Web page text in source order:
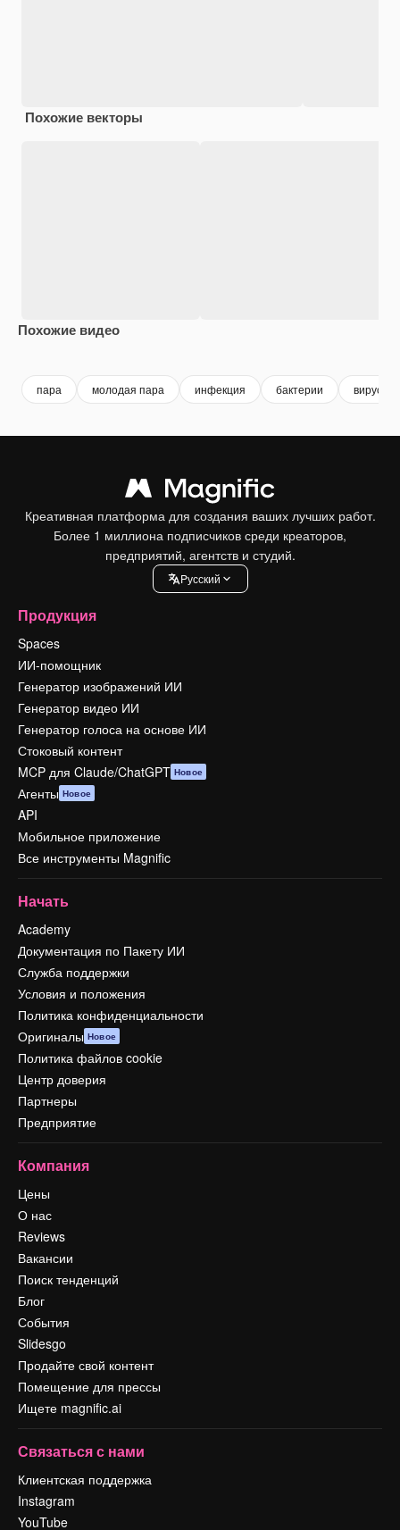
Похожие векторы
Похожие видео
пара молодая пара инфекция бактерии вирус
Креативная платформа для создания ваших лучших работ.
Более 1 миллиона подписчиков среди креаторов,
предприятий, агентств и студий.
Pусский
Продукция
Spaces
ИИ-помощник
Генератор изображений ИИ
Генератор видео ИИ
Генератор голоса на основе ИИ
Стоковый контент
MCP для Claude/ChatGPT Новое
Агенты Новое
API
Мобильное приложение
Все инструменты Magnific
Начать
Academy
Документация по Пакету ИИ
Служба поддержки
Условия и положения
Политика конфиденциальности
Оригиналы Новое
Политика файлов cookie
Центр доверия
Партнеры
Предприятие
Компания
Цены
О нас
Reviews
Вакансии
Поиск тенденций
Блог
События
Slidesgo
Продайте свой контент
Помещение для прессы
Ищете magnific.ai
Связаться с нами
Клиентская поддержка
Instagram
YouTube